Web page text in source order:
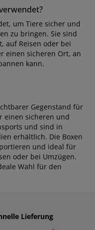
um Tiere sicher und
zu bringen. Sie sind
auf Reisen oder bei
einen sicheren Ort, an
kann.
Gegenstand für
einen sicheren und
und sind in
erhältlich. Die Boxen
und ideal für
oder bei Umzügen.
Wahl für den
Zahlen
Lieferung